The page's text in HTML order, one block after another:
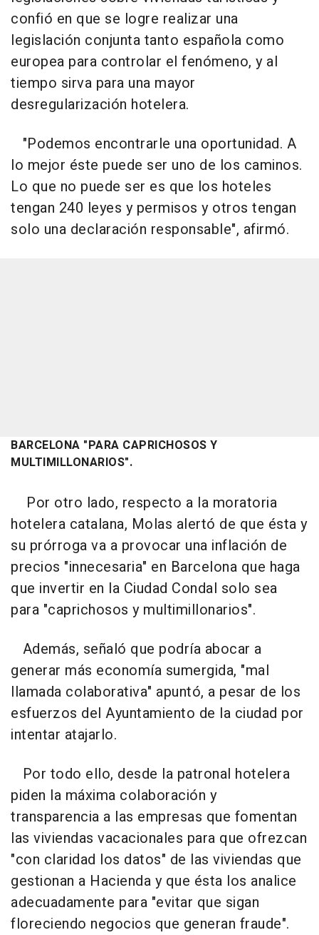
confió en que se logre realizar una
legislación conjunta tanto española como
europea para controlar el fenómeno, y al
tiempo sirva para una mayor
desregularización hotelera.
"Podemos encontrarle una oportunidad. A
lo mejor éste puede ser uno de los caminos.
Lo que no puede ser es que los hoteles
tengan 240 leyes y permisos y otros tengan
solo una declaración responsable", afirmó.
BARCELONA "PARA CAPRICHOSOS Y
MULTIMILLONARIOS".
Por otro lado, respecto a la moratoria
hotelera catalana, Molas alertó de que ésta y
su prórroga va a provocar una inflación de
precios "innecesaria" en Barcelona que haga
que invertir en la Ciudad Condal solo sea
para "caprichosos y multimillonarios".
Además, señaló que podría abocar a
generar más economía sumergida, "mal
llamada colaborativa" apuntó, a pesar de los
esfuerzos del Ayuntamiento de la ciudad por
intentar atajarlo.
Por todo ello, desde la patronal hotelera
piden la máxima colaboración y
transparencia a las empresas que fomentan
las viviendas vacacionales para que ofrezcan
"con claridad los datos" de las viviendas que
gestionan a Hacienda y que ésta los analice
adecuadamente para "evitar que sigan
floreciendo negocios que generan fraude".